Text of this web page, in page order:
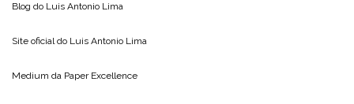
Blog do Luis Antonio Lima
Site oficial do Luis Antonio Lima
Medium da Paper Excellence